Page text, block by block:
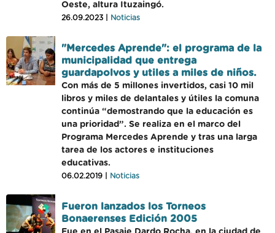
Oeste, altura Ituzaingó.
26.09.2023 | Noticias
"Mercedes Aprende": el programa de la
municipalidad que entrega
guardapolvos y utiles a miles de niños.
Con más de 5 millones invertidos, casi 10 mil
libros y miles de delantales y útiles la comuna
continúa “demostrando que la educación es
una prioridad”. Se realiza en el marco del
Programa Mercedes Aprende y tras una larga
tarea de los actores e instituciones
educativas.
06.02.2019 | Noticias
Fueron lanzados los Torneos
Bonaerenses Edición 2005